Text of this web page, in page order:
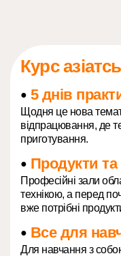
Курс
● 5 днів
Щодня це нова
відпрацювання, де
приготування.
● Продукти та
Професійні зали
технікою, а перед
вже потрібні
● Все для
Для навчання з